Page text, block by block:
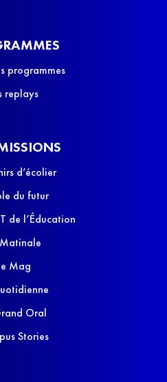
programmes
replays
d’écolier
du futur
de l’Éducation
Mag
Oral
Stories